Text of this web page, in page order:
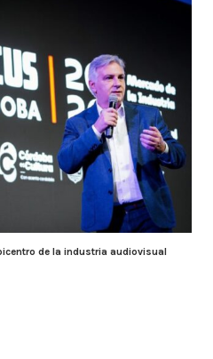
de la industria audiovisual